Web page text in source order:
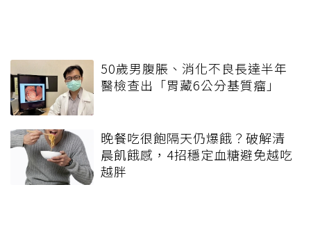
50歲男腹脹、消化不良長達半年
醫檢查出「胃藏6公分基質瘤」
晚餐吃很飽隔天仍爆餓？破解清
晨飢餓感，4招穩定血糖避免越吃
越胖